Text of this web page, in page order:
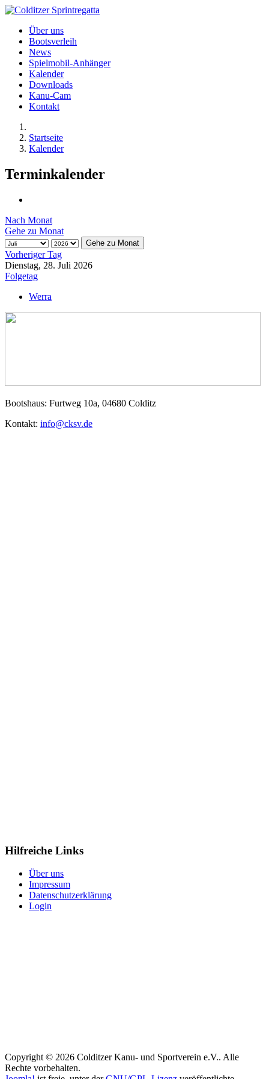
Über uns
Bootsverleih
News
Spielmobil-Anhänger
Kalender
Downloads
Kanu-Cam
Kontakt
Startseite
Kalender
Terminkalender
Nach Monat
Gehe zu Monat
Gehe zu Monat
Vorheriger Tag
Dienstag, 28. Juli 2026
Folgetag
Werra
Bootshaus: Furtweg 10a, 04680 Colditz
Kontakt: info@cksv.de
Hilfreiche Links
Über uns
Impressum
Datenschutzerklärung
Login
Copyright © 2026 Colditzer Kanu- und Sportverein e.V.. Alle
Rechte vorbehalten.